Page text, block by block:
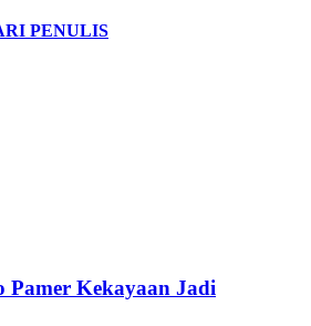
PENULIS
Pamer Kekayaan Jadi